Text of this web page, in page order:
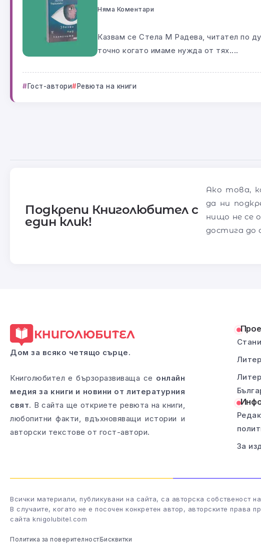
Няма Коментари
Казвам се Стела М Радева, читател по
точно когато имаме нужда от тях....
Гост-автори Ревюта на книги
Подкрепи Книголюбител с
един клик!
Ако това,
да ни
нищо не се
достига до
Дом за всяко четящо сърце.
Книголюбител е бързоразвиваща се онлайн
медия за книги и новини от литературния
свят. В сайта ще откриете ревюта на книги,
любопитни факти, вдъхновяващи истории и
авторски текстове от гост-автори.
За
Всички материали, публикувани на сайта, са авторска собственост
В случаите, когато не е посочен конкретен автор, авторските права
сайта knigolubitel.com
Политика за поверителност Бисквитки